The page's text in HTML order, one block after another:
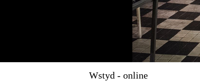
Wstyd - online